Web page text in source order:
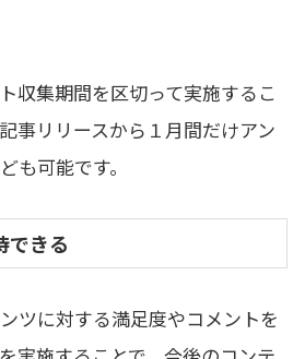
収集期間を区切って実施するこ
事リリースから１月間だけアン
も可能です。
できる
ツに対する満足度やコメントを